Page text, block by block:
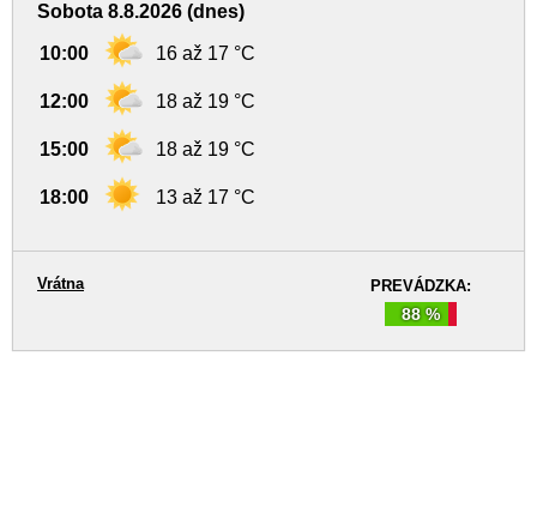
Sobota 8.8.2026 (dnes)
10:00 16 až 17 °C
12:00 18 až 19 °C
15:00 18 až 19 °C
18:00 13 až 17 °C
PREVÁDZKA:
88 %
Vrátna